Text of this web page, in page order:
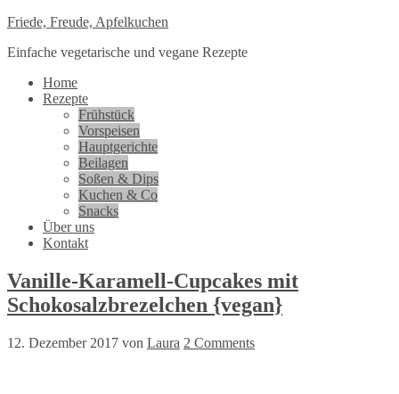
Friede, Freude, Apfelkuchen
Einfache vegetarische und vegane Rezepte
Home
Rezepte
Frühstück
Vorspeisen
Hauptgerichte
Beilagen
Soßen & Dips
Kuchen & Co
Snacks
Über uns
Kontakt
Vanille-Karamell-Cupcakes mit
Schokosalzbrezelchen {vegan}
12. Dezember 2017 von Laura 2 Comments